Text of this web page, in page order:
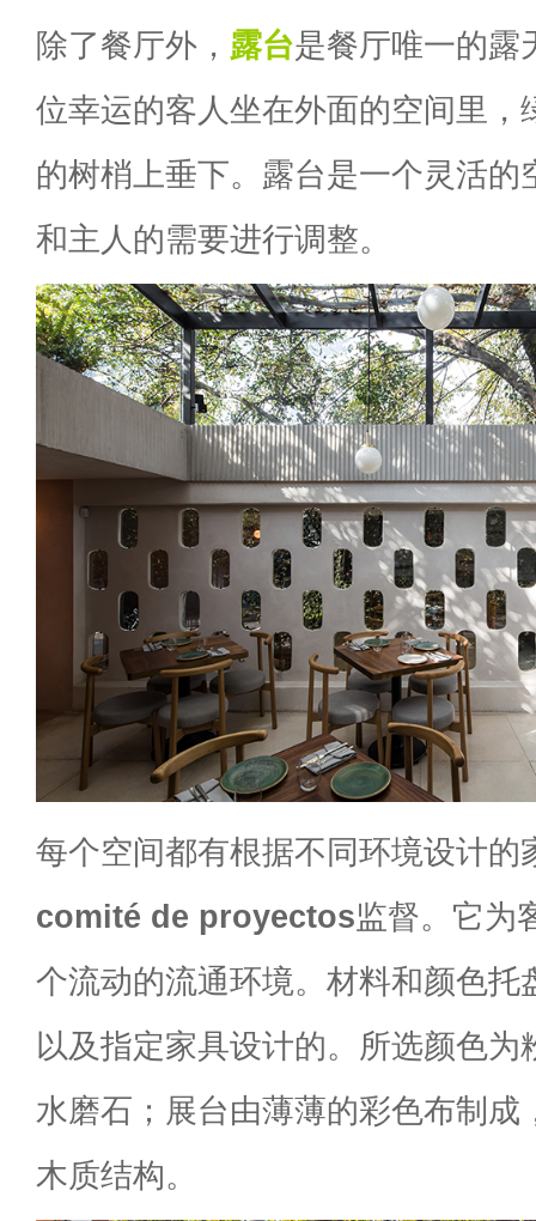
除了餐厅外， 露台是餐厅唯一的露
位幸运的客人坐在外面的空间里，
的树梢上垂下。露台是一个灵活的
和主人的需要进行调整。
每个空间都有根据不同环境设计的
comité de proyectos监督。它为
个流动的流通环境。材料和颜色托
以及指定家具设计的。所选颜色为
水磨石；展台由薄薄的彩色布制成
木质结构。